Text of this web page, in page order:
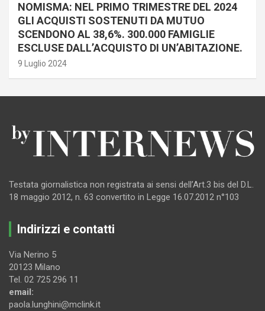
NOMISMA: NEL PRIMO TRIMESTRE DEL 2024
GLI ACQUISTI SOSTENUTI DA MUTUO
SCENDONO AL 38,6%. 300.000 FAMIGLIE
ESCLUSE DALL’ACQUISTO DI UN’ABITAZIONE.
9 Luglio 2024
Testata giornalistica non registrata ai sensi dell’Art.3 bis del D.L.
18 maggio 2012, n. 63 convertito in Legge 16.07.2012 n°103
Indirizzi e contatti
Via Nerino 5
20123 Milano
Tel. 02 725 296 11
email:
paola.lunghini@mclink.it